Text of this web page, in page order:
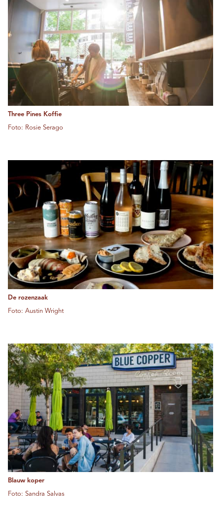
Three Pines Koffie
Foto: Rosie Serago
De rozenzaak
Foto: Austin Wright
Blauw koper
Foto: Sandra Salvas